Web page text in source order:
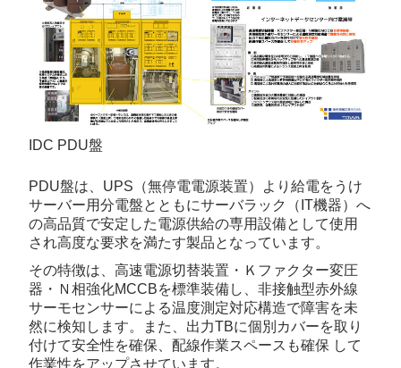
IDC PDU盤
PDU盤は、UPS（無停電電源装置）より給電をうけ
サーバー用分電盤とともにサーバラック（IT機器）へ
の高品質で安定した電源供給の専用設備として使用
され高度な要求を満たす製品となっています。
その特徴は、高速電源切替装置・Ｋファクター変圧
器・Ｎ相強化MCCBを標準装備し、非接触型赤外線
サーモセンサーによる温度測定対応構造で障害を未
然に検知します。また、出力TBに個別カバーを取り
付けて安全性を確保、配線作業スペースも確保 して
作業性をアップさせています。